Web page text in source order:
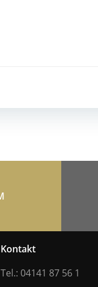
Kontakt
Tel.: 04141 87 56 1